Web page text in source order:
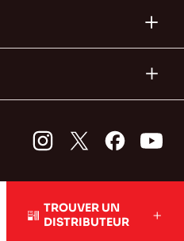
TROUVER UN
DISTRIBUTEUR